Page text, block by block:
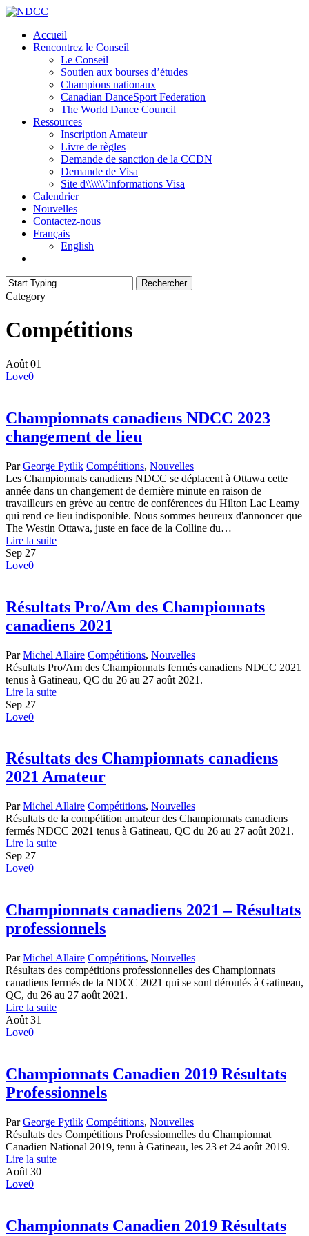
Skip
main
content
Menu
Accueil
Rencontrez le Conseil
Le Conseil
Soutien aux bourses d’études
Champions nationaux
Canadian DanceSport Federation
The World Dance Council
Ressources
Inscription Amateur
Livre de règles
Demande de sanction de la CCDN
Demande de Visa
Site d\\\\\\\’informations Visa
Calendrier
Nouvelles
Contactez-nous
Français
English
Rechercher
Close
Category
Compétitions
Août 01
Love0
Championnats canadiens NDCC 2023
changement de lieu
Par George Pytlik Compétitions, Nouvelles
Les Championnats canadiens NDCC se déplacent à Ottawa cette
année dans un changement de dernière minute en raison de
travailleurs en grève au centre de conférences du Hilton Lac Leamy
qui rend ce lieu indisponible. Nous sommes heureux d'annoncer que
The Westin Ottawa, juste en face de la Colline du…
Lire la suite
Sep 27
Love0
Résultats Pro/Am des Championnats
canadiens 2021
Par Michel Allaire Compétitions, Nouvelles
Résultats Pro/Am des Championnats fermés canadiens NDCC 2021
tenus à Gatineau, QC du 26 au 27 août 2021.
Lire la suite
Sep 27
Love0
Résultats des Championnats canadiens
2021 Amateur
Par Michel Allaire Compétitions, Nouvelles
Résultats de la compétition amateur des Championnats canadiens
fermés NDCC 2021 tenus à Gatineau, QC du 26 au 27 août 2021.
Lire la suite
Sep 27
Love0
Championnats canadiens 2021 – Résultats
professionnels
Par Michel Allaire Compétitions, Nouvelles
Résultats des compétitions professionnelles des Championnats
canadiens fermés de la NDCC 2021 qui se sont déroulés à Gatineau,
QC, du 26 au 27 août 2021.
Lire la suite
Août 31
Love0
Championnats Canadien 2019 Résultats
Professionnels
Par George Pytlik Compétitions, Nouvelles
Résultats des Compétitions Professionnelles du Championnat
Canadien National 2019, tenu à Gatineau, les 23 et 24 août 2019.
Lire la suite
Août 30
Love0
Championnats Canadien 2019 Résultats